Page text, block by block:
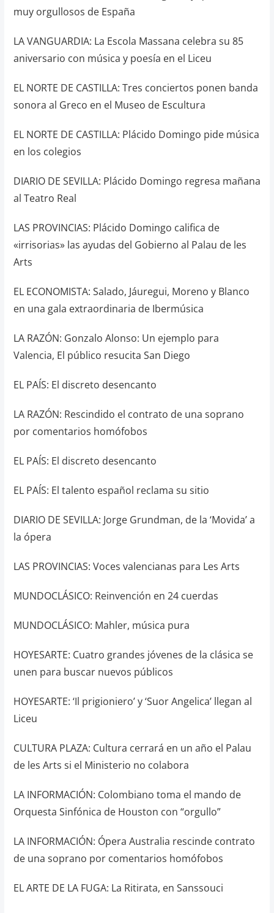
muy orgullosos de España
LA VANGUARDIA: La Escola Massana celebra su 85
aniversario con música y poesía en el Liceu
EL NORTE DE CASTILLA: Tres conciertos ponen banda
sonora al Greco en el Museo de Escultura
EL NORTE DE CASTILLA: Plácido Domingo pide música
en los colegios
DIARIO DE SEVILLA: Plácido Domingo regresa mañana
al Teatro Real
LAS PROVINCIAS: Plácido Domingo califica de
«irrisorias» las ayudas del Gobierno al Palau de les
Arts
EL ECONOMISTA: Salado, Jáuregui, Moreno y Blanco
en una gala extraordinaria de Ibermúsica
LA RAZÓN: Gonzalo Alonso: Un ejemplo para
Valencia, El público resucita San Diego
EL PAÍS: El discreto desencanto
LA RAZÓN: Rescindido el contrato de una soprano
por comentarios homófobos
EL PAÍS: El discreto desencanto
EL PAÍS: El talento español reclama su sitio
DIARIO DE SEVILLA: Jorge Grundman, de la ‘Movida’ a
la ópera
LAS PROVINCIAS: Voces valencianas para Les Arts
MUNDOCLÁSICO: Reinvención en 24 cuerdas
MUNDOCLÁSICO: Mahler, música pura
HOYESARTE: Cuatro grandes jóvenes de la clásica se
unen para buscar nuevos públicos
HOYESARTE: ‘Il prigioniero’ y ‘Suor Angelica’ llegan al
Liceu
CULTURA PLAZA: Cultura cerrará en un año el Palau
de les Arts si el Ministerio no colabora
LA INFORMACIÓN: Colombiano toma el mando de
Orquesta Sinfónica de Houston con “orgullo”
LA INFORMACIÓN: Ópera Australia rescinde contrato
de una soprano por comentarios homófobos
EL ARTE DE LA FUGA: La Ritirata, en Sanssouci